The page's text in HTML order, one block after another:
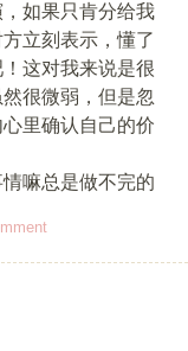
如果只肯分给我
立刻表示，懂了
这对我来说是很
很微弱，但是忽
里确认自己的价
嘛总是做不完的